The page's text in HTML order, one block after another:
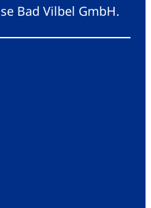
Bad Vilbel GmbH.